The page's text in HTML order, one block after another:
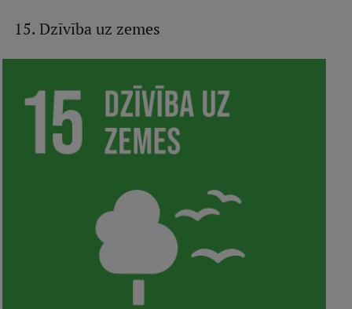
15. Dzīvība uz zemes